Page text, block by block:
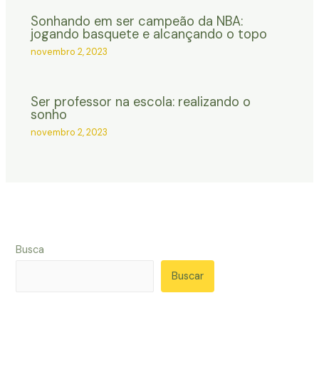
Sonhando em ser campeão da NBA:
jogando basquete e alcançando o topo
novembro 2, 2023
Ser professor na escola: realizando o
sonho
novembro 2, 2023
Busca
Buscar